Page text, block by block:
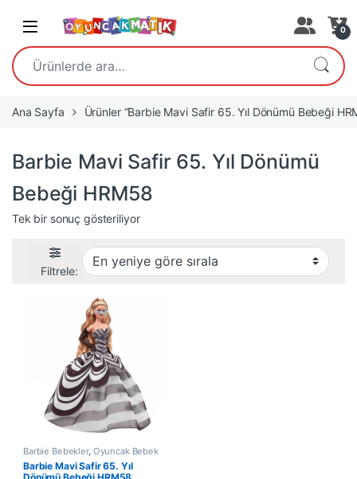
Open 0
Ara:
Ana Sayfa Ürünler “Barbie Mavi Safir 65. Yıl Dönümü Bebeği
Barbie Mavi Safir 65. Yıl Dönümü
Bebeği HRM58
Tek bir sonuç gösteriliyor
Filtrele:
Barbie Bebekler, Oyuncak Bebek
Barbie Mavi Safir 65. Yıl